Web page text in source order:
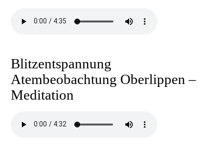
Blitzentspannung
Atembeobachtung Oberlippen –
Meditation